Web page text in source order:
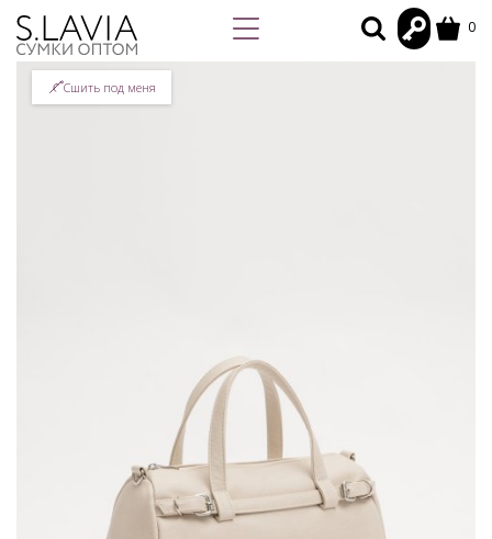
0
Сшить под меня